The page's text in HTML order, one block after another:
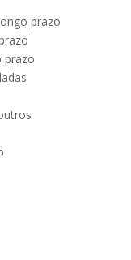
prazo
prazo